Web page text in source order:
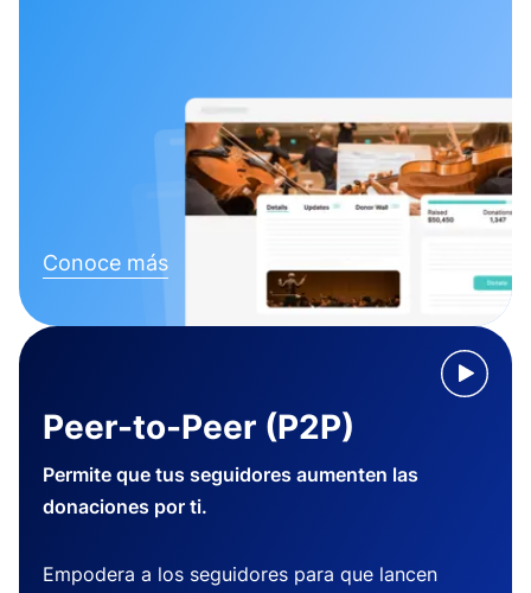
Conoce más
Peer-to-Peer (P2P)
Permite que tus seguidores aumenten las
donaciones por ti.
Empodera a los seguidores para que lancen